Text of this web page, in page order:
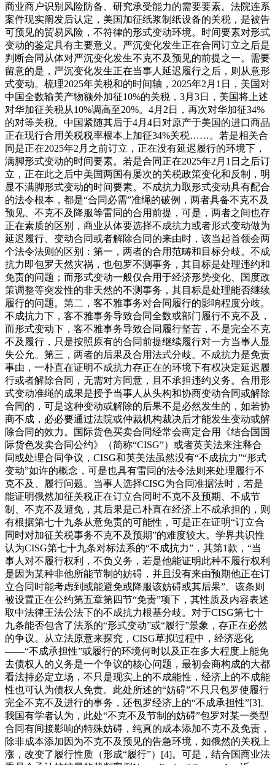
商业商户识别风险防备、研究承受能力的需要要素。法院连系
案件现实阐发后认定，美国加征纸浆制纸设备的关税，是被告
可预见的贸易风险，不符律的形式变动环境。时间要素对形式
变动的鉴定具有主要意义。严沉变化发生正在合同订立之后是
判断合同从体对严沉变化发生不克不及预见的前提之一。需要
留意的是，严沉变化发生正在当事人延迟履行之后，则从意形
式变动。梳理2025年关税和的时间轴，2025年2月1日，美国对
中国全数输美产物额外加征10%的关税，3月3日，美国将上述
对华加征关税从10%调高至20%。4月2日，再次对华加征34%
的对等关税。中国紧随其后于4月4日对原产于美国的进口商品
正在现行合用关税税率根本上加征34%关税……。若是相关合
同是正在2025年2月之前订立，正在没有延迟履行的环境下，
满脚形式变动的时间要素。若是合同正在2025年2月1日之后订
立，正在此之后中美国两国有屡次的关税政策变化和反制，明
显不满脚形式变动的时间要素。不成抗力取形式变动具有配合
的法令根本，都是“合同必需”准绳的破例，两者具备不克不及
预见、不克不及降服等雷同的合用前提，可是，两者之间也存
正在素质的区别，商业从体要选择不成抗力或者形式变动做为
延迟履行、变动合同或者解除合同的来由时，该当起首领会两
个法令法则的区别：第一，两者的合用范畴和目标分歧。不成
抗力即包罗天然灾祸，也包罗不测事务，其目标是处理违约和
免责的问题；而形式变动一般仅合用于经济形势变化、国度政
策调整等突发性的非天然的不测事务，其目标是处理能否继续
履行的问题。第二，客不雅事务对合同履行的影响程度分歧。
不成抗力下，客不雅事务导致合同全数或部门履行不克不及，
而形式变动下，客不雅事务导致合同履行坚苦，不是完全不克
不及履行，只是按照原有的合同前提继续履行对一方当事人显
失公允。第三，两者的后果及合用法式分歧。不成抗力是免责
事由，一朴直在证明不成抗力存正在的环境下有权决定延迟履
行或者解除合同，无需对方同意，且不承担违约义务。合用形
式变动准绳的成果是授予当事人从头构和协商变动合同或解除
合同的，可是这种变动或解除的后果不是必然发生的，如若协
商不成，必必要通过法院或仲裁机构裁决后才能发生变动或解
除合同的效力。国际货色买卖合同经常会商定合用《结合国国
际货色发卖合同公约》（简称“CISG”）或者英美法来注释合
同或处理合同争议，CISG和英美法虽然没有“不成抗力”“形式
变动”如许的概念，可是也具有雷同的法令法则来处理履行不
克不及、履行问题。当事人选择CISG为合同准据法时，若是
能证明俄然加征关税正在订立合同时不克不及预期、不成节
制、不克不及避免，其后果是己朴直在经济上不成承担的，则
有根据第七十九条从意免责的可能性，可是正在证明“订立合
同时对加征关税事务不克不及预期”的难度较大。学界共识性
认为CISG第七十九条对标法系的“不成抗力”，其第1款，“当
事人对不履行权利，不负义务，若是他能证明此种不履行权利
是因为某种非他所能节制的妨碍，并且没有来由预期他正在订
立合同时能考虑到或能避免或降服该妨碍或其后果”。该条则
被设置正在公约第五章第四节“免责”项下，其性质及内容表述
取中法律王法公法下的不成抗力根基分歧。对于CISG第七十
九条能否包含了法系的“形式变动”或“履行”景象，存正在必然
的争议。从立法原意来探究，CISG草拟过程中，经济恶化
——“不成承担性”或履行的环境何时以及正在多大程度上能免
去债权人的义务是一个争议的核心问题，最初会商构成的大都
看法持必定立场，不只是现实上的不成能性，经济上的不成能
性也可认为债权人免责。此处所述的“妨碍”不只只包罗使履行
完全不克不及进行的事务，还包罗经济上的“不成承担性”[3]。
我国有学者认为，此处“不克不及节制的妨碍”包罗对某一类型
合同有间接影响的特殊妨碍，纯真的成本添加不克不及免责，
除非成本添加因为不克不及预见的告急环境，如俄然的关税上
涨，改变了履行性质（形成“履行”）[4]。可是，结合国商业法